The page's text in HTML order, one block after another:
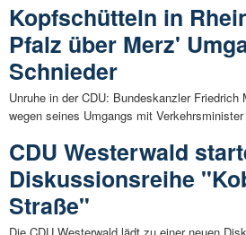
Kopfschütteln in
Pfalz über Merz'
Schnieder
Unruhe in der CDU: Bundeskanzler Friedrich
wegen seines Umgangs mit
CDU Westerwald
Diskussionsreihe
Straße"